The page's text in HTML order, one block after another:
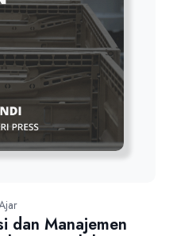
dan Manajemen